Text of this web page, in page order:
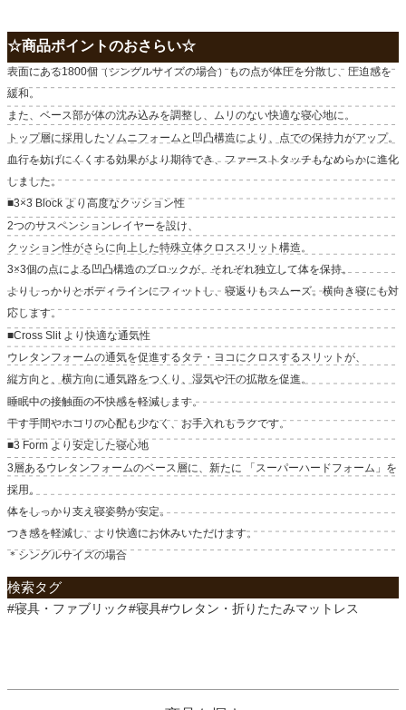
☆商品ポイントのおさらい☆
表面にある1800個（シングルサイズの場合）もの点が体圧を分散し、圧迫感を
緩和。
また、ベース部が体の沈み込みを調整し、ムリのない快適な寝心地に。
トップ層に採用したソムニフォームと凹凸構造により、点での保持力がアップ。
血行を妨げにくくする効果がより期待でき、ファーストタッチもなめらかに進化
しました。
■3×3 Block より高度なクッション性
2つのサスペンションレイヤーを設け、
クッション性がさらに向上した特殊立体クロススリット構造。
3×3個の点による凹凸構造のブロックが、それぞれ独立して体を保持。
よりしっかりとボディラインにフィットし、寝返りもスムーズ。横向き寝にも対
応します。
■Cross Slit より快適な通気性
ウレタンフォームの通気を促進するタテ・ヨコにクロスするスリットが、
縦方向と、横方向に通気路をつくり、湿気や汗の拡散を促進。
睡眠中の接触面の不快感を軽減します。
干す手間やホコリの心配も少なく、お手入れもラクです。
■3 Form より安定した寝心地
3層あるウレタンフォームのベース層に、新たに 「スーパーハードフォーム」を
採用。
体をしっかり支え寝姿勢が安定。
つき感を軽減し、より快適にお休みいただけます。
＊シングルサイズの場合
検索タグ
#寝具・ファブリック#寝具#ウレタン・折りたたみマットレス